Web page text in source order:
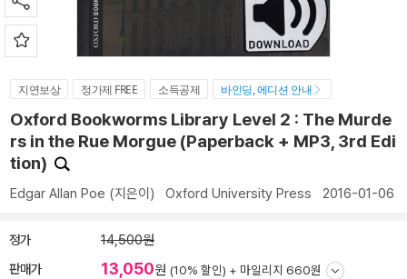
지연보상 정가제 FREE 소득공제 바인딩, 에디션 안내
Oxford Bookworms Library Level 2 : The Murde
rs in the Rue Morgue (Paperback + MP3, 3rd Edi
tion)
Edgar Allan Poe (지은이) Oxford University Press 2016-01-06
정가 14,500원
판매가 13,050원 (10% 할인) + 마일리지 660원